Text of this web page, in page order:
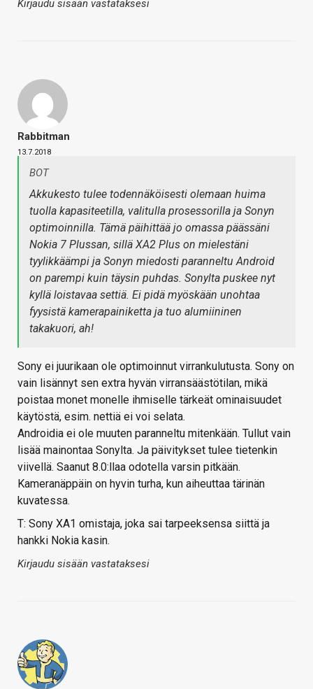
Kirjaudu sisään vastataksesi
Rabbitman
13.7.2018
BOT
Akkukesto tulee todennäköisesti olemaan huima
tuolla kapasiteetilla, valitulla prosessorilla ja Sonyn
optimoinnilla. Tämä päihittää jo omassa päässäni
Nokia 7 Plussan, sillä XA2 Plus on mielestäni
tyylikkäämpi ja Sonyn miedosti paranneltu Android
on parempi kuin täysin puhdas. Sonylta puskee nyt
kyllä loistavaa settiä. Ei pidä myöskään unohtaa
fyysistä kamerapainiketta ja tuo alumiininen
takakuori, ah!
Sony ei juurikaan ole optimoinnut virrankulutusta. Sony on
vain lisännyt sen extra hyvän virransäästötilan, mikä
poistaa monet monelle ihmiselle tärkeät ominaisuudet
käytöstä, esim. nettiä ei voi selata.
Androidia ei ole muuten paranneltu mitenkään. Tullut vain
lisää mainontaa Sonylta. Ja päivitykset tulee tietenkin
viivellä. Saanut 8.0:llaa odotella varsin pitkään.
Kameranäppäin on hyvin turha, kun aiheuttaa tärinän
kuvatessa.
T: Sony XA1 omistaja, joka sai tarpeeksensa siittä ja
hankki Nokia kasin.
Kirjaudu sisään vastataksesi